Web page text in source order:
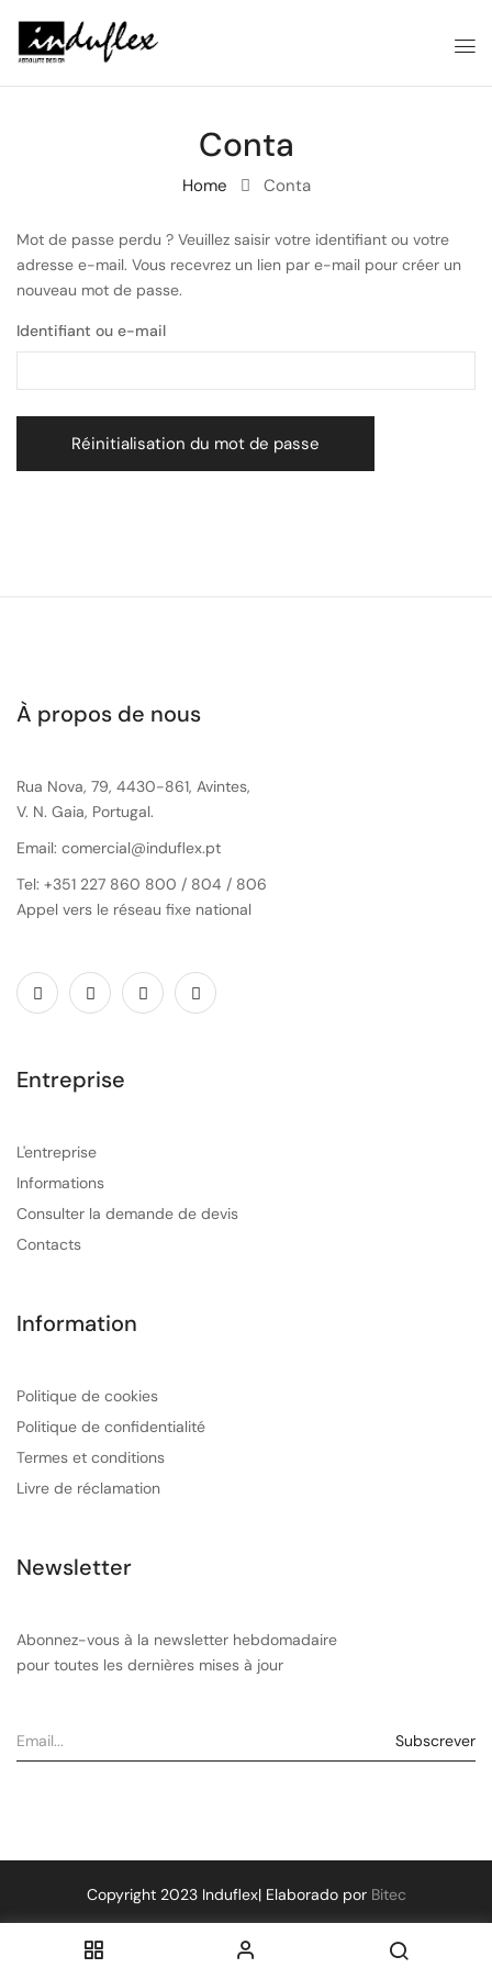
Conta
Home Conta
Mot de passe perdu ? Veuillez saisir votre identifiant ou votre
adresse e-mail. Vous recevrez un lien par e-mail pour créer un
nouveau mot de passe.
Identifiant ou e-mail
Réinitialisation du mot de passe
À propos de nous
Rua Nova, 79, 4430-861, Avintes,
V. N. Gaia, Portugal.
Email: comercial@induflex.pt
Tel: +351 227 860 800 / 804 / 806
Appel vers le réseau fixe national
Entreprise
L'entreprise
Informations
Consulter la demande de devis
Contacts
Information
Politique de cookies
Politique de confidentialité
Termes et conditions
Livre de réclamation
Newsletter
Abonnez-vous à la newsletter hebdomadaire
pour toutes les dernières mises à jour
Copyright 2023 Induflex| Elaborado por Bitec